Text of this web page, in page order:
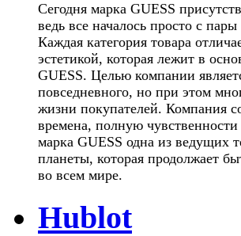
Сегодня марка GUESS
ведь все началось просто с
Каждая категория товара
эстетикой, которая лежит в
GUESS. Целью компании
повседневного, но при этом
жизни покупателей. Компания
времена, полную
марка GUESS одна из ведущих
планеты, которая продолжает
во всем мире.
Hublot